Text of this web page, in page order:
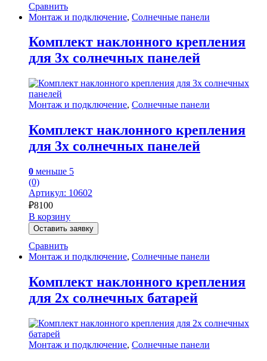
Сравнить
Монтаж и подключение, Солнечные панели
Комплект наклонного крепления
для 3х солнечных панелей
Монтаж и подключение, Солнечные панели
Комплект наклонного крепления
для 3х солнечных панелей
0 меньше 5
(0)
Артикул: 10602
₽8100
В корзину
Оставить заявку
Сравнить
Монтаж и подключение, Солнечные панели
Комплект наклонного крепления
для 2х солнечных батарей
Монтаж и подключение, Солнечные панели